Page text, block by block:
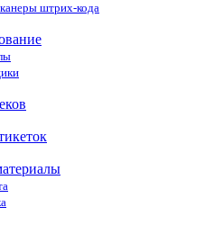
штрих-кода